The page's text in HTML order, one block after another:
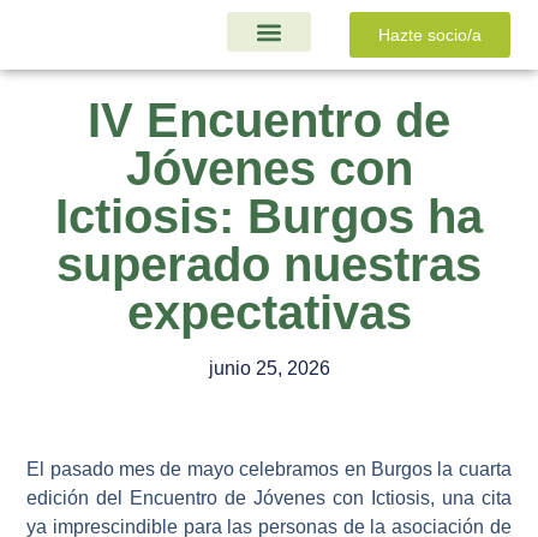
Hazte socio/a
IV Encuentro de
Jóvenes con
Ictiosis: Burgos ha
superado nuestras
expectativas
junio 25, 2026
El pasado mes de mayo celebramos en Burgos la cuarta
edición del Encuentro de Jóvenes con Ictiosis, una cita
ya imprescindible para las personas de la asociación de